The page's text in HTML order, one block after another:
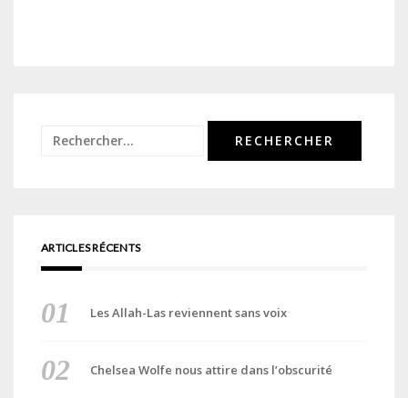
Rechercher :
ARTICLES RÉCENTS
Les Allah-Las reviennent sans voix
Chelsea Wolfe nous attire dans l’obscurité